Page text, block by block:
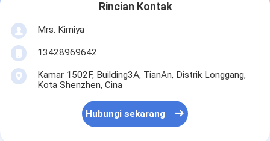
Rincian Kontak
Mrs. Kimiya
13428969642
Kamar 1502F, Building3A, TianAn, Distrik Longgang,
Kota Shenzhen, Cina
Hubungi sekarang